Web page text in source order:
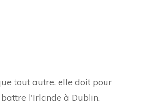
tout autre, elle doit pour
l'Irlande à Dublin.